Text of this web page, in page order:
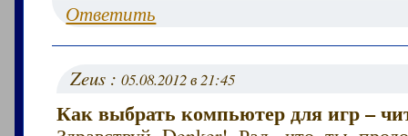
Ответить
Zeus :05.08.2012 в 21:45
Как выбрать компьютер для игр –